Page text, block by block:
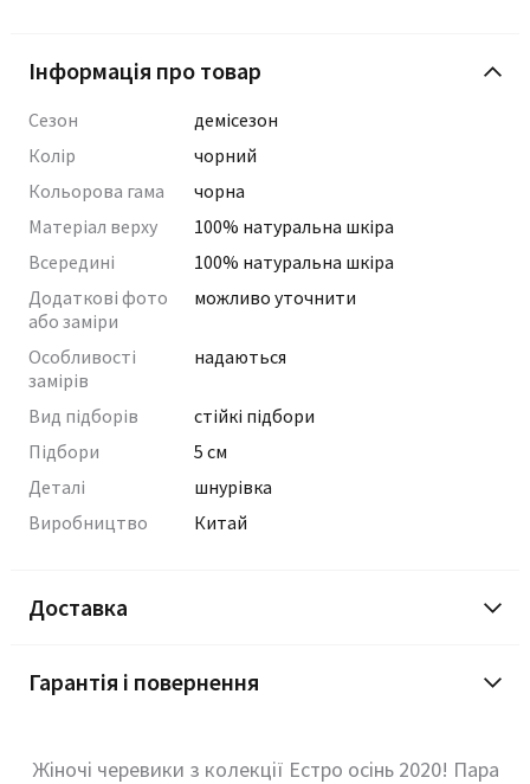
Інформація про товар
Сезон
демісезон
Колір
чорний
Кольорова гама
чорна
Матеріал верху
100% натуральна шкіра
Всередині
100% натуральна шкіра
Додаткові фото
або заміри
можливо уточнити
Особливості
замірів
надаються
Вид підборів
стійкі підбори
Підбори
5 см
Деталі
шнурівка
Виробництво
Китай
Доставка
Гарантія і повернення
Жіночі черевики з колекції Естро осінь 2020! Пара